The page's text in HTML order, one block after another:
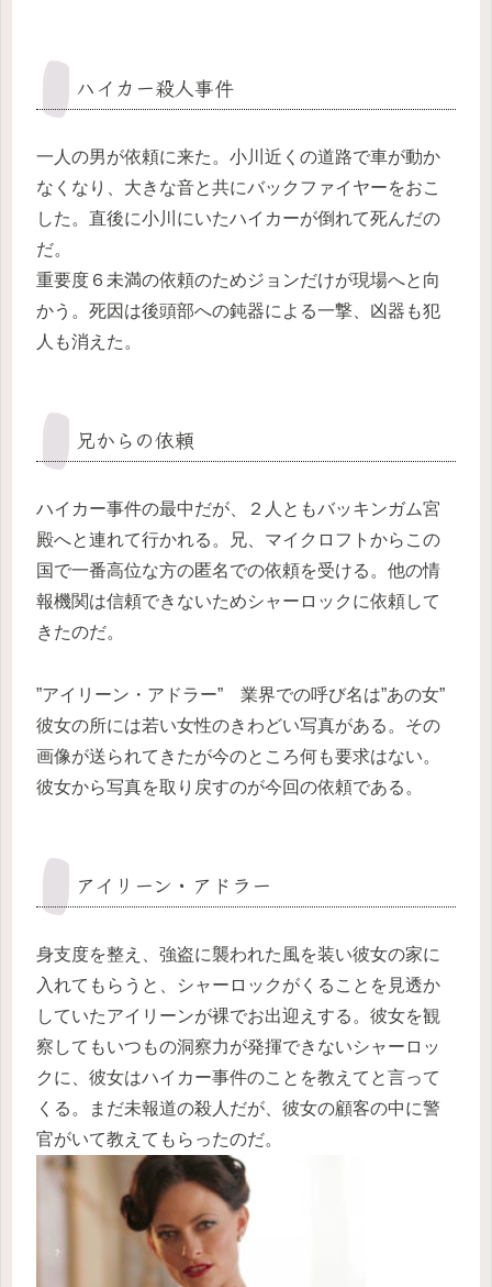
ハイカー殺人事件
一人の男が依頼に来た。小川近くの道路で車が動か
なくなり、大きな音と共にバックファイヤーをおこ
した。直後に小川にいたハイカーが倒れて死んだの
だ。
重要度６未満の依頼のためジョンだけが現場へと向
かう。死因は後頭部への鈍器による一撃、凶器も犯
人も消えた。
兄からの依頼
ハイカー事件の最中だが、２人ともバッキンガム宮
殿へと連れて行かれる。兄、マイクロフトからこの
国で一番高位な方の匿名での依頼を受ける。他の情
報機関は信頼できないためシャーロックに依頼して
きたのだ。
”アイリーン・アドラー” 業界での呼び名は”あの女”
彼女の所には若い女性のきわどい写真がある。その
画像が送られてきたが今のところ何も要求はない。
彼女から写真を取り戻すのが今回の依頼である。
アイリーン・アドラー
身支度を整え、強盗に襲われた風を装い彼女の家に
入れてもらうと、シャーロックがくることを見透か
していたアイリーンが裸でお出迎えする。彼女を観
察してもいつもの洞察力が発揮できないシャーロッ
クに、彼女はハイカー事件のことを教えてと言って
くる。まだ未報道の殺人だが、彼女の顧客の中に警
官がいて教えてもらったのだ。